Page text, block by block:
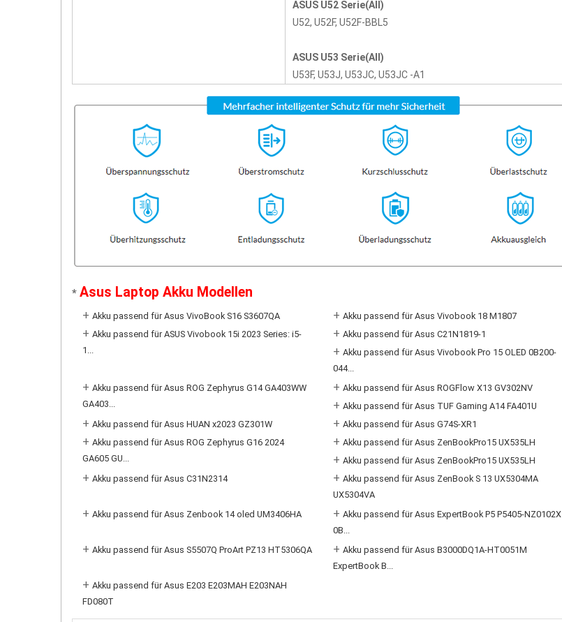
ASUS U52 Serie(All)
U52, U52F, U52F-BBL5
ASUS U53 Serie(All)
U53F, U53J, U53JC, U53JC -A1
* Asus Laptop Akku Modellen
+ Akku passend für Asus VivoBook S16 S3607QA +Akku passend für Asus Vivobook 18 M1807
+ Akku passend für ASUS Vivobook 15i 2023 Series: i5-
1...
+Akku passend für Asus C21N1819-1
+Akku passend für Asus Vivobook Pro 15 OLED 0B200-
044...
+ Akku passend für Asus ROG Zephyrus G14 GA403WW
GA403...
+Akku passend für Asus ROGFlow X13 GV302NV
+Akku passend für Asus TUF Gaming A14 FA401U
+ Akku passend für Asus HUAN x2023 GZ301W +Akku passend für Asus G74S-XR1
+ Akku passend für Asus ROG Zephyrus G16 2024
GA605 GU...
+Akku passend für Asus ZenBookPro15 UX535LH
+Akku passend für Asus ZenBookPro15 UX535LH
+ Akku passend für Asus C31N2314 +Akku passend für Asus ZenBook S 13 UX5304MA
UX5304VA
+ Akku passend für Asus Zenbook 14 oled UM3406HA +Akku passend für Asus ExpertBook P5 P5405-NZ0102X
0B...
+ Akku passend für Asus S5507Q ProArt PZ13 HT5306QA +Akku passend für Asus B3000DQ1A-HT0051M
ExpertBook B...
+ Akku passend für Asus E203 E203MAH E203NAH
FD080T